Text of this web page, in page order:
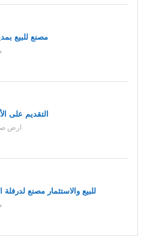
70 مصنع للبيع
التقديم على
ارض
للبيع والاستثمار مصنع